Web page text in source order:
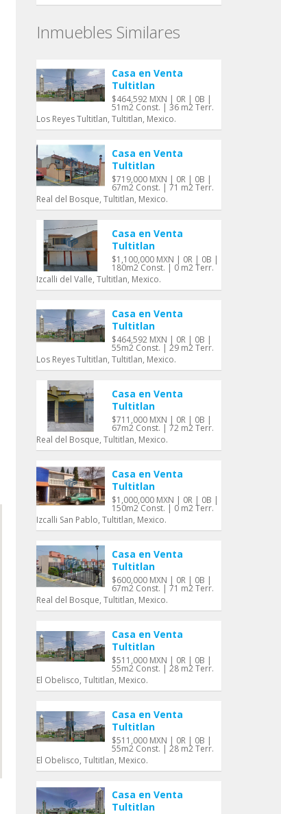
Inmuebles Similares
Casa en Venta
Tultitlan
$464,592 MXN | 0R | 0B |
51m2 Const. | 36 m2 Terr.
Los Reyes Tultitlan, Tultitlan, Mexico.
Casa en Venta
Tultitlan
$719,000 MXN | 0R | 0B |
67m2 Const. | 71 m2 Terr.
Real del Bosque, Tultitlan, Mexico.
Casa en Venta
Tultitlan
$1,100,000 MXN | 0R | 0B |
180m2 Const. | 0 m2 Terr.
Izcalli del Valle, Tultitlan, Mexico.
Casa en Venta
Tultitlan
$464,592 MXN | 0R | 0B |
55m2 Const. | 29 m2 Terr.
Los Reyes Tultitlan, Tultitlan, Mexico.
Casa en Venta
Tultitlan
$711,000 MXN | 0R | 0B |
67m2 Const. | 72 m2 Terr.
Real del Bosque, Tultitlan, Mexico.
Casa en Venta
Tultitlan
$1,000,000 MXN | 0R | 0B |
150m2 Const. | 0 m2 Terr.
Izcalli San Pablo, Tultitlan, Mexico.
Casa en Venta
Tultitlan
$600,000 MXN | 0R | 0B |
67m2 Const. | 71 m2 Terr.
Real del Bosque, Tultitlan, Mexico.
Casa en Venta
Tultitlan
$511,000 MXN | 0R | 0B |
55m2 Const. | 28 m2 Terr.
El Obelisco, Tultitlan, Mexico.
Casa en Venta
Tultitlan
$511,000 MXN | 0R | 0B |
55m2 Const. | 28 m2 Terr.
El Obelisco, Tultitlan, Mexico.
Casa en Venta
Tultitlan